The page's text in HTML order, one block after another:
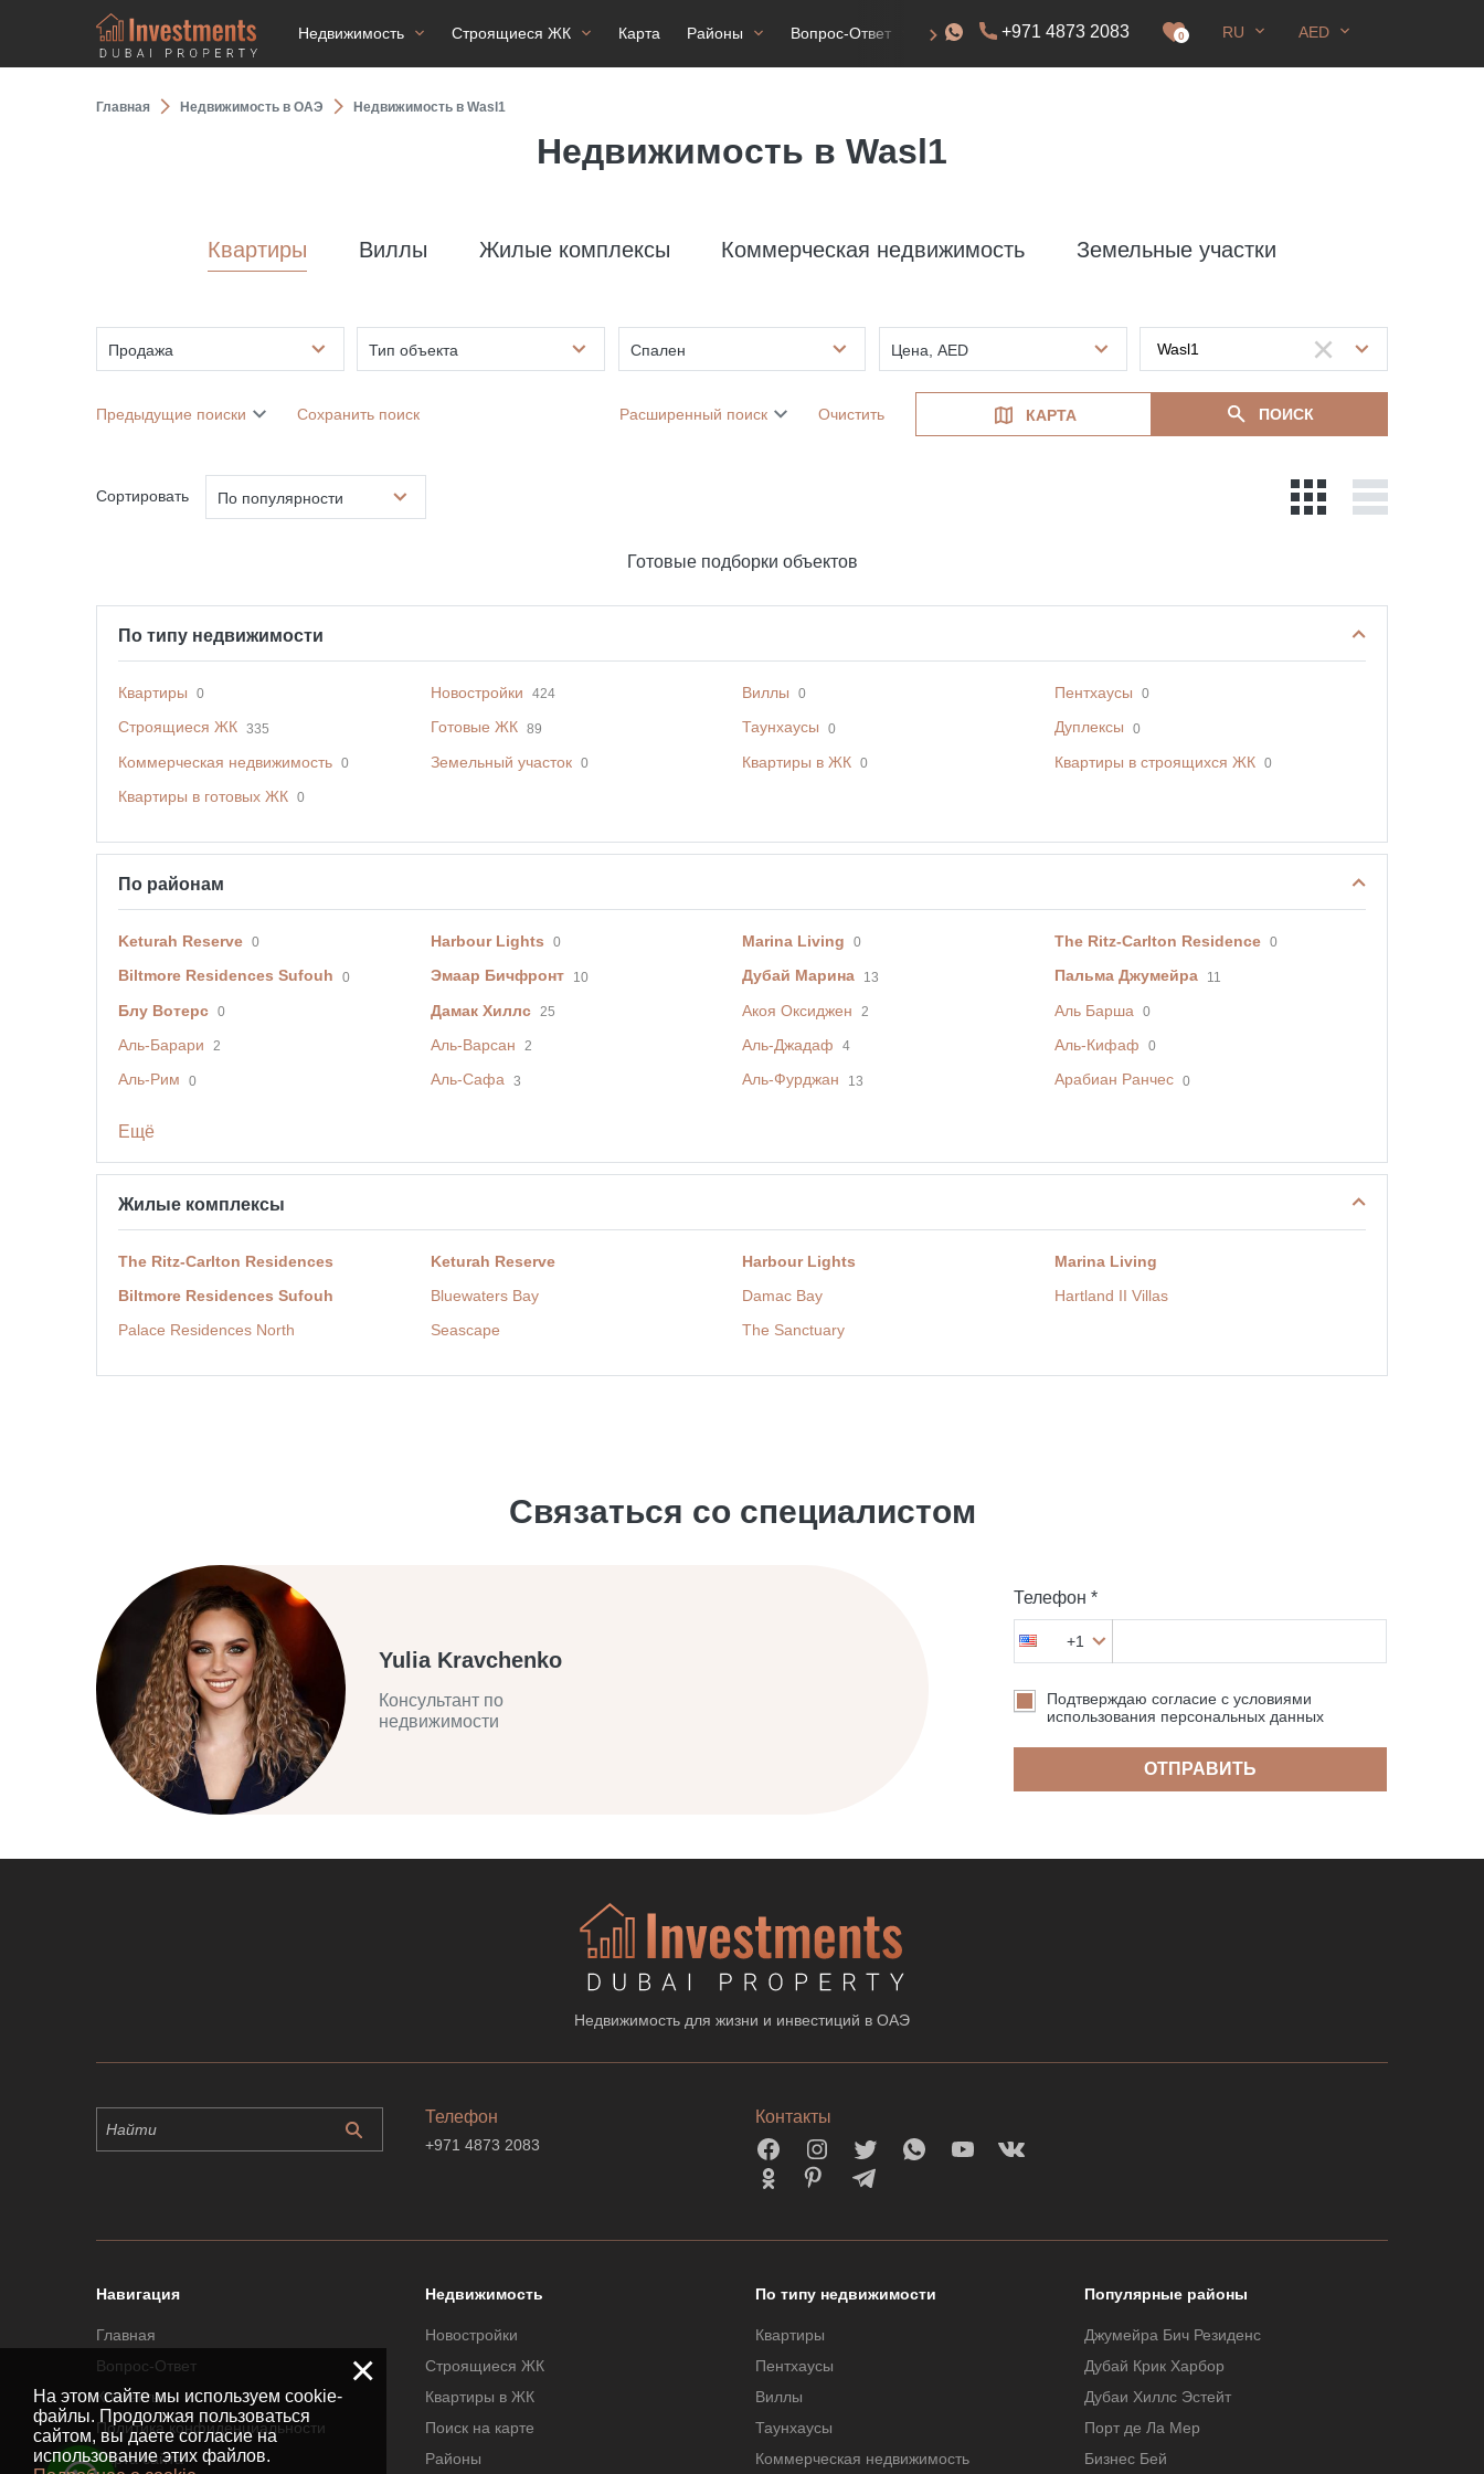
Недвижимость Строящиеся ЖК Карта Районы Вопрос-Ответ ВНЖ +971 4873 2083 0 RU AED
Главная Недвижимость в ОАЭ Недвижимость в Wasl1
Недвижимость в Wasl1
Квартиры Виллы Жилые комплексы Коммерческая недвижимость Земельные участки
Продажа Тип объекта Спален Цена, AED
Предыдущие поиски Сохранить поиск Расширенный поиск Очистить КАРТА ПОИСК
Сортировать По популярности
Готовые подборки объектов
По типу недвижимости
Квартиры 0 Новостройки 424 Виллы 0 Пентхаусы 0
Строящиеся ЖК 335 Готовые ЖК 89 Таунхаусы 0 Дуплексы 0
Коммерческая недвижимость 0 Земельный участок 0 Квартиры в ЖК 0 Квартиры в строящихся ЖК 0
Квартиры в готовых ЖК 0
По районам
Keturah Reserve 0 Harbour Lights 0 Marina Living 0 The Ritz-Carlton Residence 0
Biltmore Residences Sufouh 0 Эмаар Бичфронт 10 Дубай Марина 13 Пальма Джумейра 11
Блу Вотерс 0 Дамак Хиллс 25 Акоя Оксиджен 2 Аль Барша 0
Аль-Барари 2 Аль-Варсан 2 Аль-Джадаф 4 Аль-Кифаф 0
Аль-Рим 0 Аль-Сафа 3 Аль-Фурджан 13 Арабиан Ранчес 0
Ещё
Жилые комплексы
The Ritz-Carlton Residences Keturah Reserve Harbour Lights
Marina Living
Biltmore Residences Sufouh
Bluewaters Bay Damac Bay
Hartland II Villas
Palace Residences North
Seascape The Sanctuary
Связаться со специалистом
Yulia Kravchenko
Консультант по
недвижимости
Телефон *
+1
Подтверждаю согласие с условиями
использования персональных данных
ОТПРАВИТЬ
Недвижимость для жизни и инвестиций в ОАЭ
Телефон
+971 4873 2083
Контакты
Навигация
Главная
Вопрос-Ответ
Контакты
Политика конфиденциальности
Карта сайта
Недвижимость
Новостройки
Строящиеся ЖК
Квартиры в ЖК
Поиск на карте
Районы
По типу недвижимости
Квартиры
Пентхаусы
Виллы
Таунхаусы
Коммерческая недвижимость
Популярные районы
Джумейра Бич Резиденс
Дубай Крик Харбор
Дубаи Хиллс Эстейт
Порт де Ла Мер
Бизнес Бей
×
На этом сайте мы используем cookie-
файлы. Продолжая пользоваться
сайтом, вы даете согласие на
использование этих файлов.